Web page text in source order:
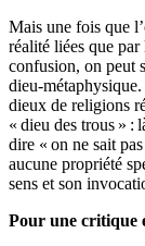
Mais une fois que
réalité liées que par
confusion, on peut
dieu-
dieux de religions
« dieu des trous » :
dire « on ne sait
aucune propriété
sens et son
Pour une critique